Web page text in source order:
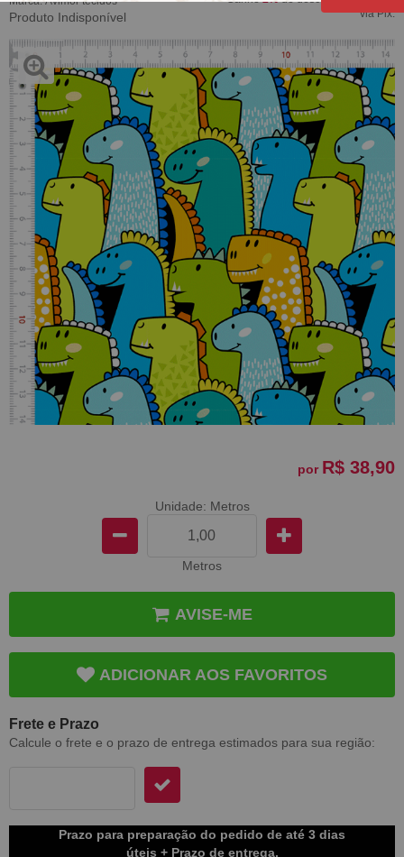
Produto Indisponível
via Pix.
por R$ 38,90
Unidade: Metros
Metros
AVISE-ME
ADICIONAR AOS FAVORITOS
Frete e Prazo
Calcule o frete e o prazo de entrega estimados para sua região:
Prazo para preparação do pedido de até 3 dias
úteis + Prazo de entrega.